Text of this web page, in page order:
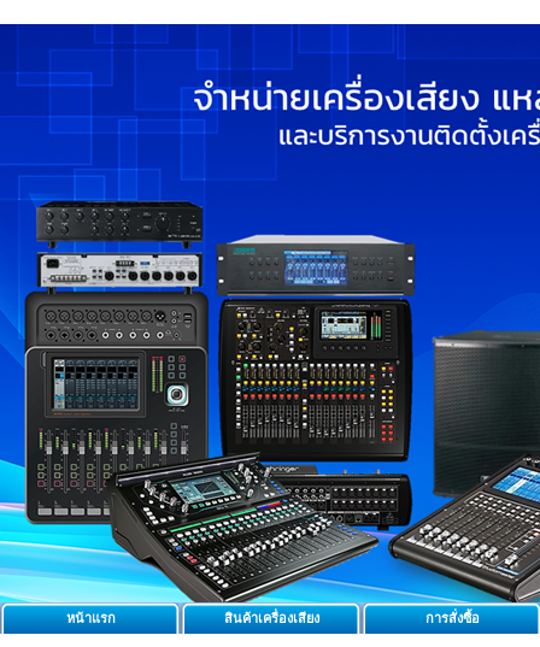
หน้าแรก สินค้าเครื่องเสียง การสั่งซื้อ